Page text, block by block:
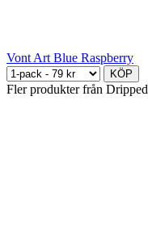
Vont Art Blue Raspberry
KÖP
Fler produkter från Dripped